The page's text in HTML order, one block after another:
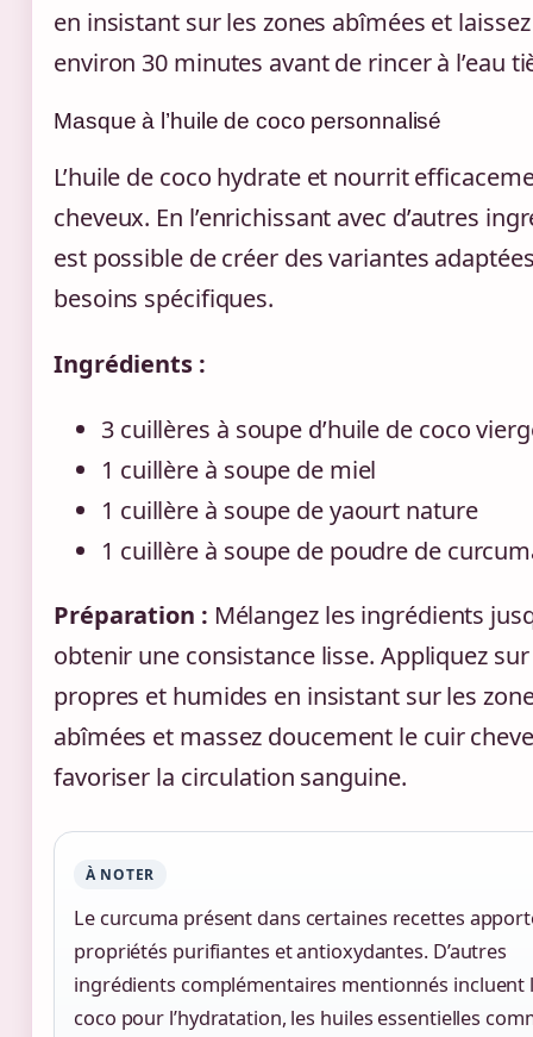
en insistant sur les zones abîmées et
environ 30 minutes avant de rincer à l’eau
Masque à l’huile de coco personnalisé
L’huile de coco hydrate et nourrit
cheveux. En l’enrichissant avec d’autres
est possible de créer des variantes
besoins spécifiques.
Ingrédients :
3 cuillères à soupe d’huile de coco
1 cuillère à soupe de miel
1 cuillère à soupe de yaourt nature
1 cuillère à soupe de poudre de
Préparation : Mélangez les ingrédients
obtenir une consistance lisse. Appliquez
propres et humides en insistant sur les
abîmées et massez doucement le cuir
favoriser la circulation sanguine.
À NOTER
Le curcuma présent dans certaines recettes
propriétés purifiantes et antioxydantes. D’autres
ingrédients complémentaires mentionnés incluent
coco pour l’hydratation, les huiles essentielles